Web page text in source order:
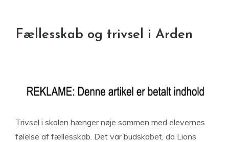
Fællesskab og trivsel i Arden
Trivsel i skolen hænger nøje sammen med elevernes
følelse af fællesskab. Det var budskabet, da Lions